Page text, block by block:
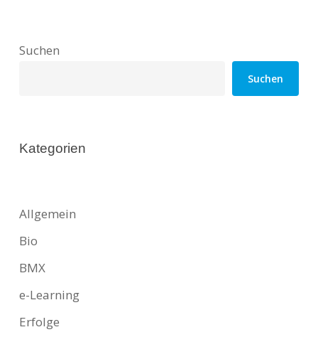
Suchen
Suchen
Kategorien
Allgemein
Bio
BMX
e-Learning
Erfolge